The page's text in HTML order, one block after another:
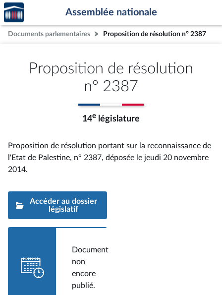
Aller au contenu
Aller en bas de la page
Accèder
à la
page
d'accueil
Assemblée nationale
Documents parlementaires Proposition de résolution n° 2387
Proposition de résolution
n° 2387
14e législature
Proposition de résolution portant sur la reconnaissance de
l'Etat de Palestine, n° 2387, déposée le jeudi 20 novembre
2014.
Accéder au dossier
législatif
Document
non
encore
publié.